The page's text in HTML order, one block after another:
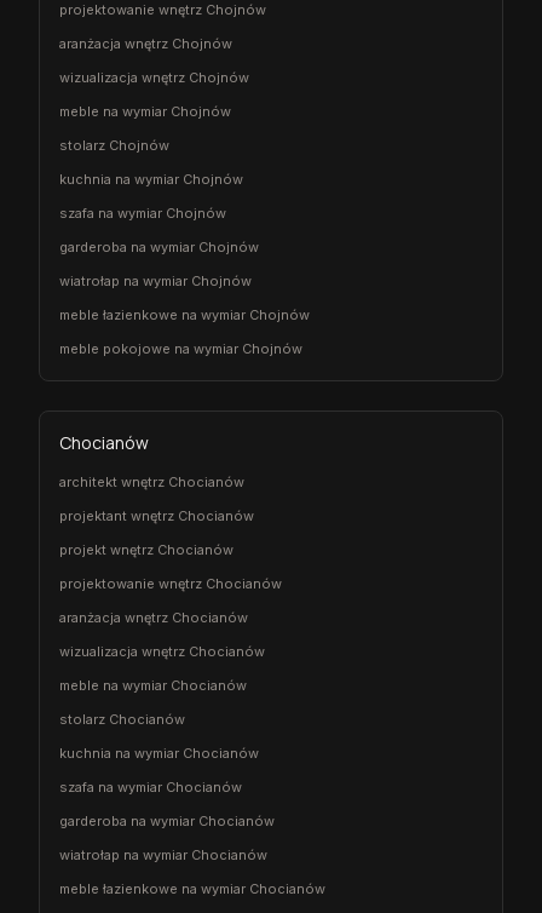
projektowanie wnętrz Chojnów
aranżacja wnętrz Chojnów
wizualizacja wnętrz Chojnów
meble na wymiar Chojnów
stolarz Chojnów
kuchnia na wymiar Chojnów
szafa na wymiar Chojnów
garderoba na wymiar Chojnów
wiatrołap na wymiar Chojnów
meble łazienkowe na wymiar Chojnów
meble pokojowe na wymiar Chojnów
Chocianów
architekt wnętrz Chocianów
projektant wnętrz Chocianów
projekt wnętrz Chocianów
projektowanie wnętrz Chocianów
aranżacja wnętrz Chocianów
wizualizacja wnętrz Chocianów
meble na wymiar Chocianów
stolarz Chocianów
kuchnia na wymiar Chocianów
szafa na wymiar Chocianów
garderoba na wymiar Chocianów
wiatrołap na wymiar Chocianów
meble łazienkowe na wymiar Chocianów